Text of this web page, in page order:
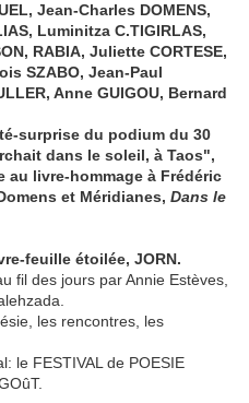
Jean-Charles DOMENS,
Luminitza C.TIGIRLAS,
RABIA, Juliette CORTESE,
SZABO, Jean-Paul
Anne GUIGOU, Bernard
surprise du podium du 30
dans le soleil, à Taos",
au livre-hommage à Frédéric
et Méridianes, Dans le
feuille étoilée, JORN.
fil des jours par Annie Estèves,
les rencontres, les
le FESTIVAL de POESIE